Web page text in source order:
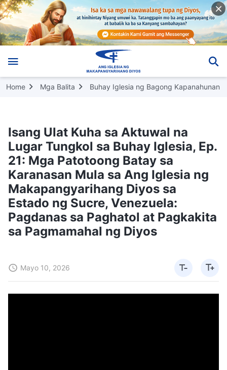
Home Mga Balita Buhay Iglesia ng Bagong Kapanahunan
Isang Ulat Kuha sa Aktuwal na
Lugar Tungkol sa Buhay Iglesia, Ep.
21: Mga Patotoong Batay sa
Karanasan Mula sa Ang Iglesia ng
Makapangyarihang Diyos sa
Estado ng Sucre, Venezuela:
Pagdanas sa Paghatol at Pagkakita
sa Pagmamahal ng Diyos
Mayo 10, 2026